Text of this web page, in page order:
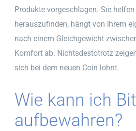
Produkte vorgeschlagen. Sie
herauszufinden, hängt von Ihrem
nach einem Gleichgewicht
Komfort ab. Nichtsdestotrotz
sich bei dem neuen Coin lohnt.
Wie kann ich
aufbewahren?